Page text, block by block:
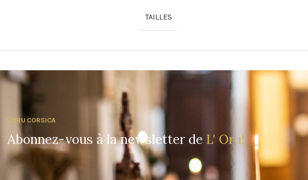
TAILLES
L'ORU CORSICA
Abonnez-vous à la newsletter de L' Oru!